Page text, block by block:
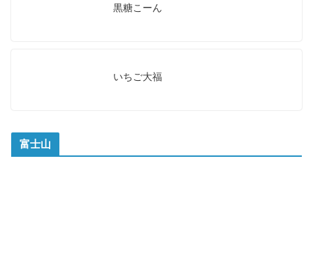
黒糖こーん
いちご大福
富士山